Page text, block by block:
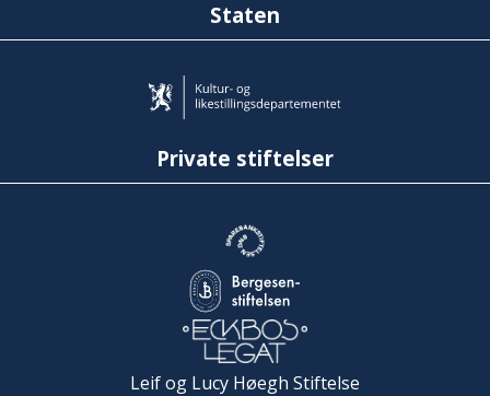
Staten
Private stiftelser
Leif og Lucy Høegh Stiftelse